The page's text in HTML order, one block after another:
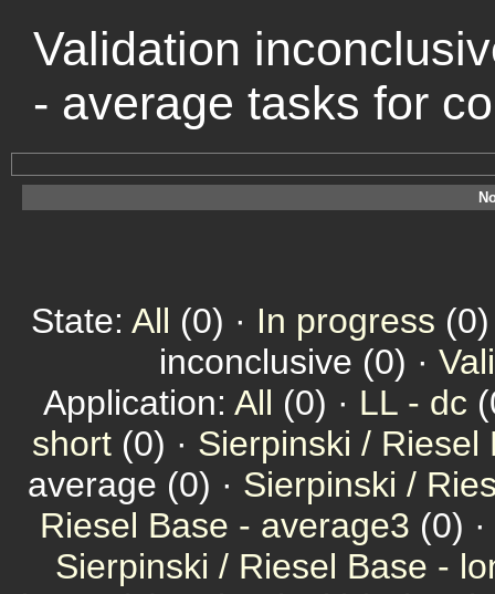
Validation
- average tasks for
State: All (0) · In progress
inconclusive (0) ·
Application: All (0) · LL - dc
short (0) · Sierpinski / Riesel
average (0) · Sierpinski /
Riesel Base - average3 (0) ·
Sierpinski / Riesel Base -